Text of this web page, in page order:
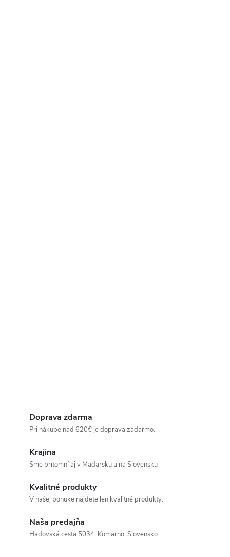
Doprava zdarma
Pri nákupe nad 620€ je doprava zadarmo.
Krajina
Sme prítomní aj v Maďarsku a na Slovensku
Kvalitné produkty
V našej ponuke nájdete len kvalitné produkty.
Naša predajňa
Hadovská cesta 5034, Komárno, Slovensko